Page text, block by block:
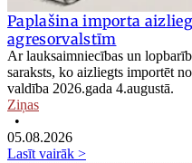
Paplašina importa
agresorvalstīm
Ar lauksaimniecības un
saraksts, ko aizliegts importēt
valdība 2026.gada 4.augustā.
Ziņas
•
05.08.2026
Lasīt vairāk >